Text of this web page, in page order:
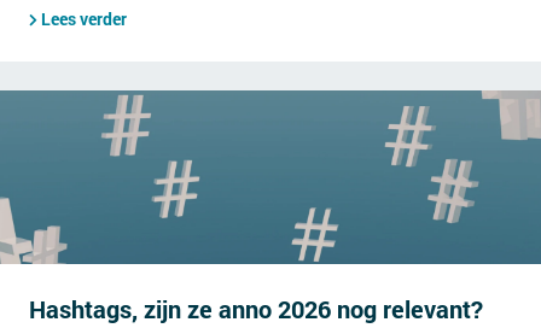
Lees verder
Hashtags, zijn ze anno 2026 nog relevant?